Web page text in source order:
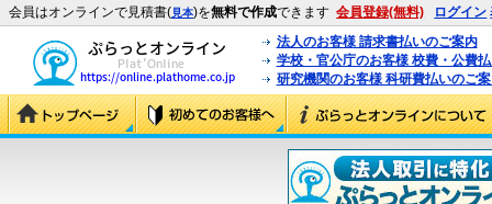
会員はオンラインで見積書(見本)を無料で作成できます 会員登録(無料) ログイン
法人のお客様 請求書払いのご案内
学校・官公庁のお客様 校費・公費
研究機関のお客様 科研費払いのご